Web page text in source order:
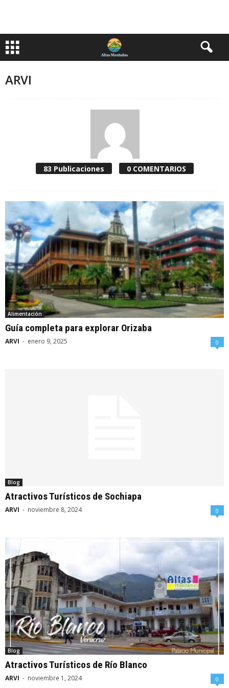
ARVI
83 Publicaciones 0 COMENTARIOS
Alimentación
Guía completa para explorar Orizaba
ARVI - enero 9, 2025 0
Blog
Atractivos Turísticos de Sochiapa
ARVI - noviembre 8, 2024 0
Blog
Atractivos Turísticos de Río Blanco
ARVI - noviembre 1, 2024 0